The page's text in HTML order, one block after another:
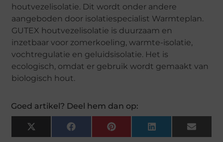
houtvezelisolatie. Dit wordt onder andere
aangeboden door isolatiespecialist Warmteplan.
GUTEX houtvezelisolatie is duurzaam en
inzetbaar voor zomerkoeling, warmte-isolatie,
vochtregulatie en geluidsisolatie. Het is
ecologisch, omdat er gebruik wordt gemaakt van
biologisch hout.
Goed artikel? Deel hem dan op:
X
(Twitter)
Facebook Pinterest LinkedIn Email